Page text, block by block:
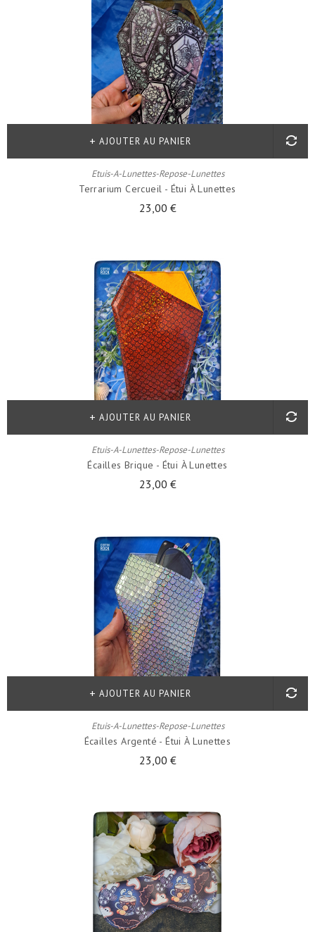
Etuis-A-Lunettes-Repose-Lunettes
Terrarium Cercueil - Étui À Lunettes
23,00 €
AJOUTER AU PANIER
Etuis-A-Lunettes-Repose-Lunettes
Écailles Brique - Étui À Lunettes
23,00 €
AJOUTER AU PANIER
Etuis-A-Lunettes-Repose-Lunettes
Écailles Argenté - Étui À Lunettes
23,00 €
AJOUTER AU PANIER